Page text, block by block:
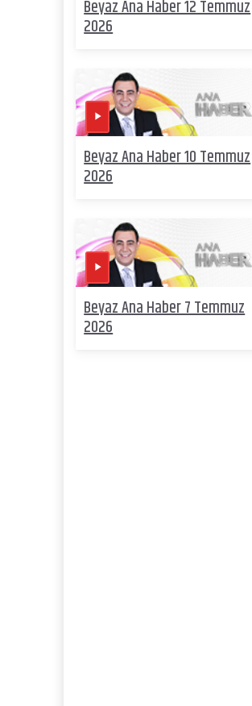
Beyaz Ana Haber 12 Temmuz
2026
Beyaz Ana Haber 10 Temmuz
2026
Beyaz Ana Haber 7 Temmuz
2026